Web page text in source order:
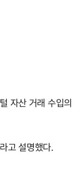
자산 거래 수입
고 설명했다.